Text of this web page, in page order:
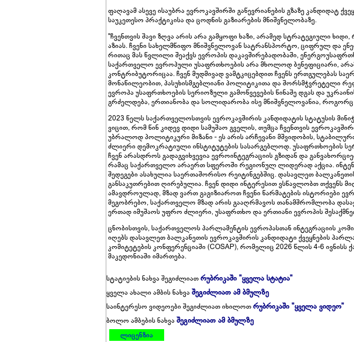
ფაღავამ ასევე ისაუბრა ევროკავშირში გაწევრიანების გზაზე კანდიდატ
საუკეთესო პრაქტიკისა და ცოდნის გაზიარების მნიშვნელობაზე.
"ჩვენთვის შავი ზღვა არის არა გამყოფი ხაზი, არამედ სტრატეგიული
აზიას. ჩვენი სახელმწიფო მნიშვნელოვან სატრანსპორტო, ციფრულ და
რითაც მას წვლილი შეაქვს ევროპის დაკავშირებადობაში,
საქართველო ევროპული უსაფრთხოების არა მხოლოდ ბენეფიციარი,
კონტრიბუტორიცაა. ჩვენ მუდმივად ვამტკიცებდით ჩვენს ერთგულებას
მონაწილეობით, პასუხისმგებლიანი პოლიტიკითა და შორსმჭვრეტელი
ევროპა უსაფრთხოების სერიოზული გამოწვევების წინაშე დგას და
გრძელდება, ერთიანობა და სოლიდარობა ისე მნიშვნელოვანია,
2023 წელს საქართველოსთვის ევროკავშირის კანდიდატის სტატუსის
ვიცით, რომ წინ კიდევ დიდი სამუშაო გველის, თუმცა ჩვენთვის
უბრალოდ პოლიტიკური მიზანი - ეს არის არჩევანი მშვიდობის,
ძლიერი დემოკრატიული ინსტიტუტების სასარგებლოდ. უსაფრთხოების
ჩვენ არასდროს გადაგვიხვევია ევროინტეგრაციის გზიდან და
რამაც საქართველო არაერთ სფეროში რეგიონულ ლიდერად აქცია.
შედეგები ასახულია საერთაშორისო რეიტინგებშიც. დასავლეთ
განსაკუთრებით ღირებულია. ჩვენ დიდი ინტერესით ვსწავლობთ თქვენს
ამავდროულად, მზად ვართ გაგიზიაროთ ჩვენი წარმატების ისტორიები
მეგობრებო, საქართველო მზად არის გააღრმავოს თანამშრომლობა
ერთად იმუშაოს უფრო ძლიერი, უსაფრთხო და ერთიანი ევროპის
ცნობისთვის, საქართველოს პარლამენტის ევროპასთან ინტეგრაციის
იღებს დასავლეთ ბალკანეთის ევროკავშირის კანდიდატი ქვეყნების
კომიტეტების კონფერენციაში (COSAP), რომელიც 2026 წლის 4-6
მაკედონიაში იმართება.
სტატიების ნახვა შეგიძლიათრუბრიკაში "ყველა სტატია"
ყველა ახალი ამბის ნახვაშეგიძლიათ ამ ბმულზე
საინტერესო ვიდეოები შეგიძლიათ იხილოთრუბრიკაში "ყველა ვიდეო"
ბოლო ამბების ნახვაშეგიძლიათ ამ ბმულზე
ლიცენზია